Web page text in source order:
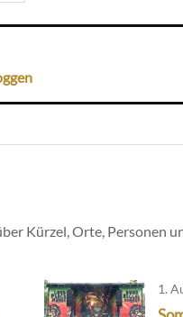
Kürzel, Orte, Personen
1.